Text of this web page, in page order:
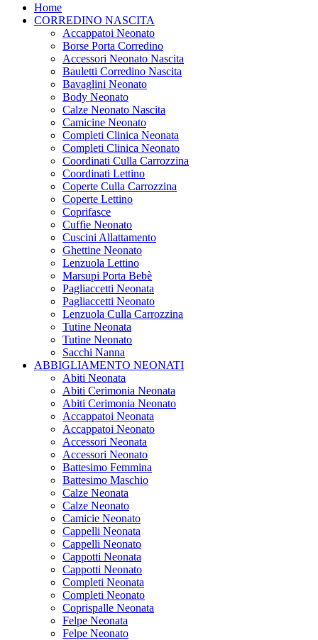
Home
CORREDINO NASCITA
Accappatoi Neonato
Borse Porta Corredino
Accessori Neonato Nascita
Bauletti Corredino Nascita
Bavaglini Neonato
Body Neonato
Calze Neonato Nascita
Camicine Neonato
Completi Clinica Neonata
Completi Clinica Neonato
Coordinati Culla Carrozzina
Coordinati Lettino
Coperte Culla Carrozzina
Coperte Lettino
Coprifasce
Cuffie Neonato
Cuscini Allattamento
Ghettine Neonato
Lenzuola Lettino
Marsupi Porta Bebè
Pagliaccetti Neonata
Pagliaccetti Neonato
Lenzuola Culla Carrozzina
Tutine Neonata
Tutine Neonato
Sacchi Nanna
ABBIGLIAMENTO NEONATI
Abiti Neonata
Abiti Cerimonia Neonata
Abiti Cerimonia Neonato
Accappatoi Neonata
Accappatoi Neonato
Accessori Neonata
Accessori Neonato
Battesimo Femmina
Battesimo Maschio
Calze Neonata
Calze Neonato
Camicie Neonato
Cappelli Neonata
Cappelli Neonato
Cappotti Neonata
Cappotti Neonato
Completi Neonata
Completi Neonato
Coprispalle Neonata
Felpe Neonata
Felpe Neonato